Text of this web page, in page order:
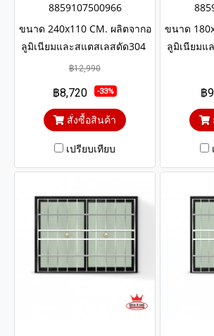
8859107500966
ขนาด 240x110 CM. ผลิตจากอ
ลูมิเนียมและสแตสเลสดัด304
แข็งแรงทนทาน รับประกันไม่
กระจกสีเขียวใสตัดแสงป้องกัน
ความร้อนและรังสียูวี
฿12,990
฿8,720 -33%
สั่งซื้อสินค้า
เปรียบเทียบ
ขนาด
ลูมิเนียมแ
แข็งแรง
กระจกสีเ
ความ
฿